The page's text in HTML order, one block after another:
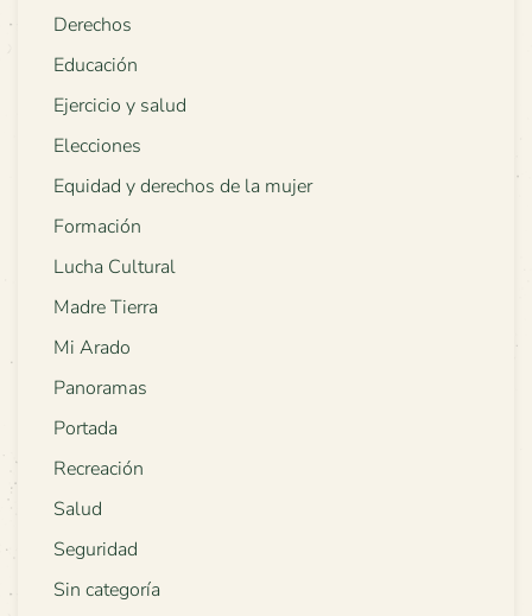
Derechos
Educación
Ejercicio y salud
Elecciones
Equidad y derechos de la mujer
Formación
Lucha Cultural
Madre Tierra
Mi Arado
Panoramas
Portada
Recreación
Salud
Seguridad
Sin categoría